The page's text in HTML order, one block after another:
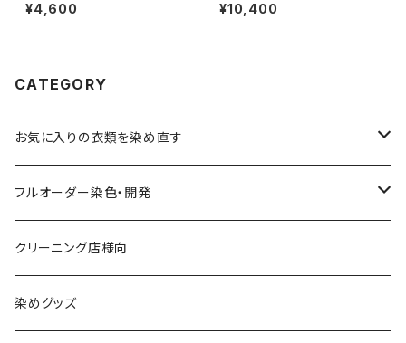
¥4,600 ¥10,400
CATEGORY
お気に入りの衣類を染め直す
綿系 100%
黒染め/Black
紺染め/Navy
綿90%以上+合成繊維
黒染め/Black
綿素材+合成繊維10%以上
フルオーダー染色・開発
カラーマッチング
特殊染色
クリーニング店様向
染めグッズ